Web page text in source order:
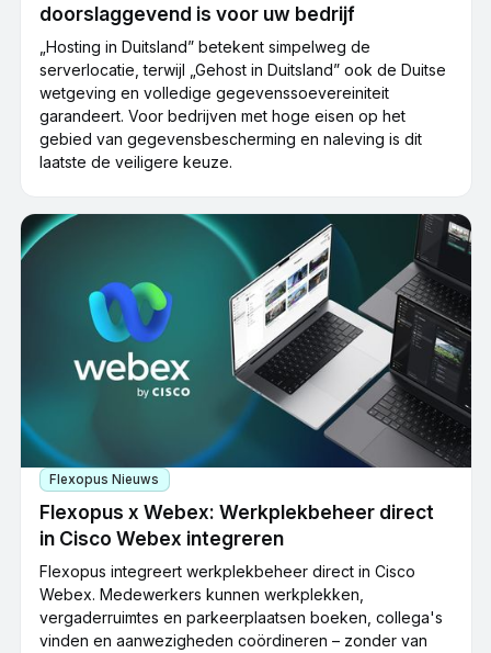
doorslaggevend is voor uw bedrijf
„Hosting in Duitsland” betekent simpelweg de
serverlocatie, terwijl „Gehost in Duitsland” ook de Duitse
wetgeving en volledige gegevenssoevereiniteit
garandeert. Voor bedrijven met hoge eisen op het
gebied van gegevensbescherming en naleving is dit
laatste de veiligere keuze.
Flexopus Nieuws
Flexopus x Webex: Werkplekbeheer direct
in Cisco Webex integreren
Flexopus integreert werkplekbeheer direct in Cisco
Webex. Medewerkers kunnen werkplekken,
vergaderruimtes en parkeerplaatsen boeken, collega's
vinden en aanwezigheden coördineren – zonder van